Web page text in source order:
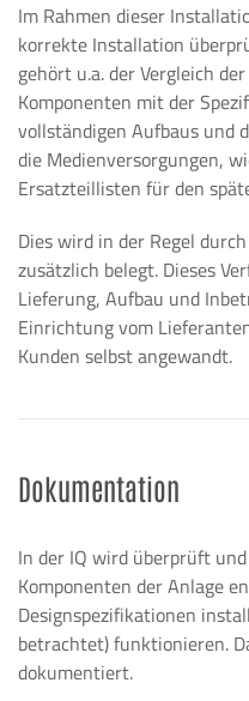
Im Rahmen dieser
korrekte Installation
gehört u.a. der Vergleich
Komponenten mit der
vollständigen Aufbaus und
die Medienversorgungen,
Ersatzteillisten für den
Dies wird in der Regel
zusätzlich belegt. Dieses
Lieferung, Aufbau und
Einrichtung vom
Kunden selbst angewandt.
Dokumentation
In der IQ wird überprüft
Komponenten der Anlage
Designspezifikationen
betrachtet) funktionieren.
dokumentiert.